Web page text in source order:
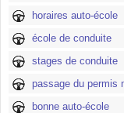
horaires auto-école
école de conduite
stages de conduite
passage du permis
bonne auto-école